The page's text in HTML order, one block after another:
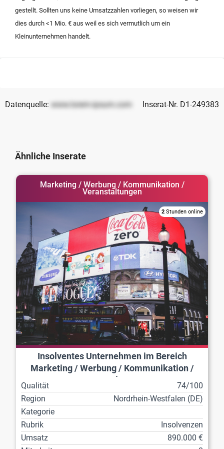
Unternehmen kaufen lassen oder in eine strategische
Partnerschaft überführen möchten, um den
Fortbestand ihrer Kundenbeziehungen sicherzustellen.
gestellt. Sollten uns keine Umsatzzahlen vorliegen, so weisen wir
dies durch <1 Mio. € aus weil es sich vermutlich um ein
Kleinunternehmen handelt.
Datenquelle: www.lorem-ipsum.com Inserat-Nr. D1-249383
Ähnliche Inserate
Marketing / Werbung / Kommunikation /
Veranstaltungen
2 Stunden online
Insolventes Unternehmen im Bereich
Marketing / Werbung / Kommunikation /
Veranstaltungen
Qualität
74/100
Region
Nordrhein-Westfalen (DE)
Kategorie
Rubrik
Insolvenzen
Umsatz
890.000 €